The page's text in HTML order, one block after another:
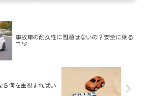
事故車の耐久性に問題はないの？安全に乗る
コツ
ら何を重視すればい